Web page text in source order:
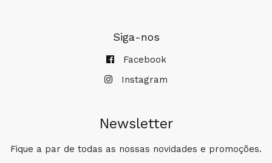
Siga-nos
Facebook
Instagram
Newsletter
Fique a par de todas as nossas novidades e promoções.